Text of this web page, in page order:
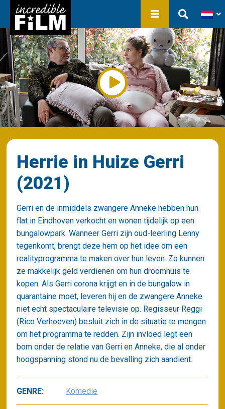
Film Production
In ontwikkeling
Producties
Bibliotheek
Over ons
Contact
Herrie in Huize Gerri
(2021)
Gerri en de inmiddels zwangere Anneke hebben hun
flat in Eindhoven verkocht en wonen tijdelijk op een
bungalowpark. Wanneer Gerri zijn oud-leerling Lenny
tegenkomt, brengt deze hem op het idee om een
realityprogramma te maken over hun leven. Zo kunnen
ze makkelijk geld verdienen om hun droomhuis te
kopen. Als Gerri corona krijgt en in de bungalow in
quarantaine moet, leveren hij en de zwangere Anneke
niet echt spectaculaire televisie op. Regisseur Reggi
(Rico Verhoeven) besluit zich in de situatie te mengen
om het programma te redden. Zijn invloed legt een
bom onder de relatie van Gerri en Anneke, die al onder
hoogspanning stond nu de bevalling zich aandient.
GENRE: Komedie